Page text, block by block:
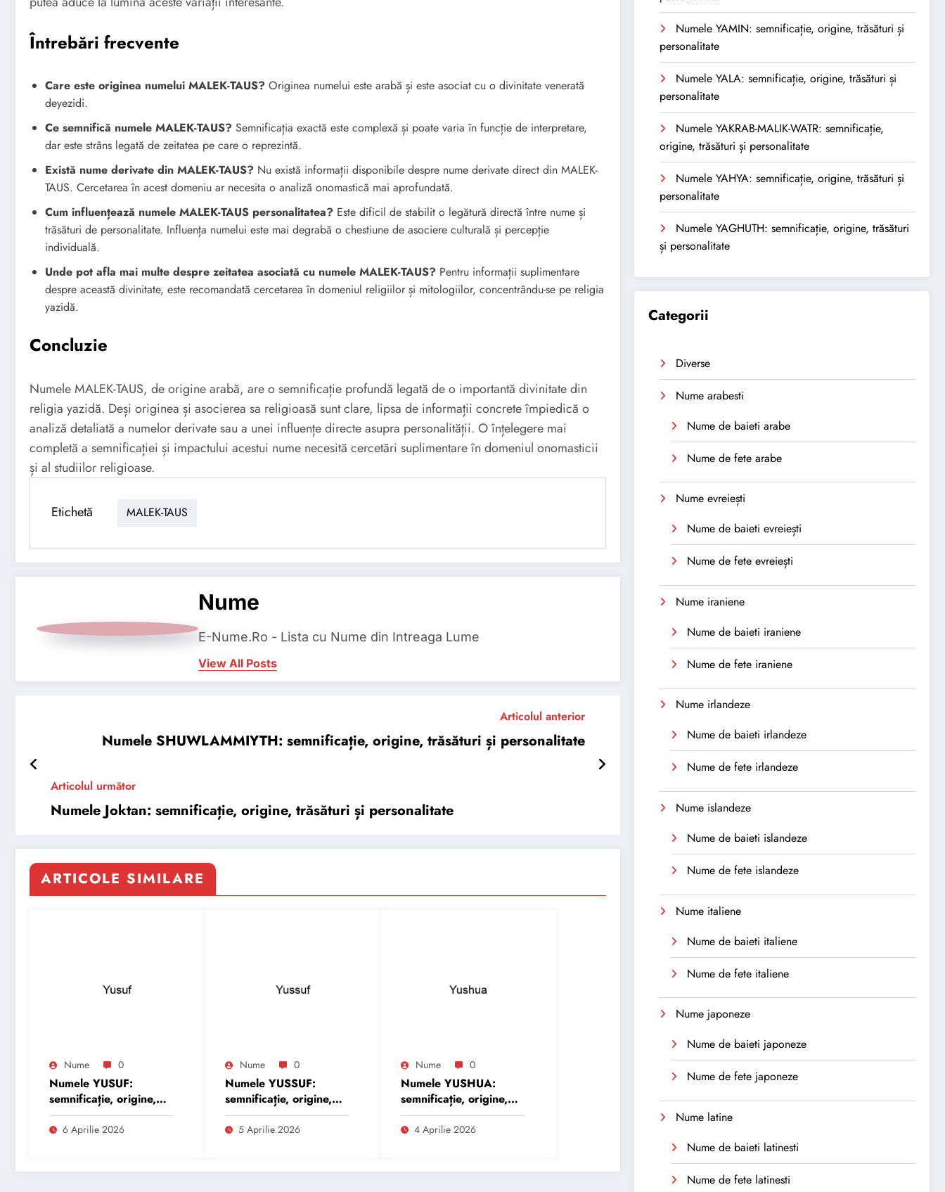
Întrebări frecvente
Care este originea numelui MALEK-TAUS? Originea numelui este arabă și este asociat cu o divinitate venerată
deyezidi.
Ce semnifică numele MALEK-TAUS? Semnificația exactă este complexă și poate varia în funcție de interpretare,
dar este strâns legată de zeitatea pe care o reprezintă.
Există nume derivate din MALEK-TAUS? Nu există informații disponibile despre nume derivate direct din MALEK-
TAUS. Cercetarea în acest domeniu ar necesita o analiză onomastică mai aprofundată.
Cum influențează numele MALEK-TAUS personalitatea? Este dificil de stabilit o legătură directă între nume și
trăsături de personalitate. Influența numelui este mai degrabă o chestiune de asociere culturală și percepție
individuală.
Unde pot afla mai multe despre zeitatea asociată cu numele MALEK-TAUS? Pentru informații suplimentare
despre această divinitate, este recomandată cercetarea în domeniul religiilor și mitologiilor, concentrându-se pe religia
yazidă.
Concluzie
Numele MALEK-TAUS, de origine arabă, are o semnificație profundă legată de o importantă divinitate din
religia yazidă. Deși originea și asocierea sa religioasă sunt clare, lipsa de informații concrete împiedică o
analiză detaliată a numelor derivate sau a unei influențe directe asupra personalității. O înțelegere mai
completă a semnificației și impactului acestui nume necesită cercetări suplimentare în domeniul onomasticii
și al studiilor religioase.
Etichetă MALEK-TAUS
Nume
E-Nume.Ro - Lista cu Nume din Intreaga Lume
View All Posts
Articolul anterior
Numele SHUWLAMMIYTH: semnificație, origine, trăsături și personalitate
Articolul următor
Numele Joktan: semnificație, origine, trăsături și personalitate
ARTICOLE SIMILARE
Nume 0
Numele YUSUF:
semnificație, origine,
trăsături și
personalitate
6 Aprilie 2026
Nume 0
Numele YUSSUF:
semnificație, origine,
trăsături și
personalitate
5 Aprilie 2026
Nume 0
Numele YUSHUA:
semnificație, origine,
trăsături și
personalitate
4 Aprilie 2026
Numele YAMIN: semnificație, origine, trăsături și
personalitate
Numele YALA: semnificație, origine, trăsături și
personalitate
Numele YAKRAB-MALIK-WATR: semnificație,
origine, trăsături și personalitate
Numele YAHYA: semnificație, origine, trăsături și
personalitate
Numele YAGHUTH: semnificație, origine, trăsături
și personalitate
Categorii
Diverse
Nume arabesti
Nume de baieti arabe
Nume de fete arabe
Nume evreiești
Nume de baieti evreiești
Nume de fete evreiești
Nume iraniene
Nume de baieti iraniene
Nume de fete iraniene
Nume irlandeze
Nume de baieti irlandeze
Nume de fete irlandeze
Nume islandeze
Nume de baieti islandeze
Nume de fete islandeze
Nume italiene
Nume de baieti italiene
Nume de fete italiene
Nume japoneze
Nume de baieti japoneze
Nume de fete japoneze
Nume latine
Nume de baieti latinesti
Nume de fete latinesti